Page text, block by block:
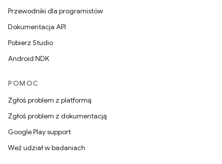
Przewodniki dla programistów
Dokumentacja API
Pobierz Studio
Android NDK
POMOC
Zgłoś problem z platformą
Zgłoś problem z dokumentacją
Google Play support
Weź udział w badaniach